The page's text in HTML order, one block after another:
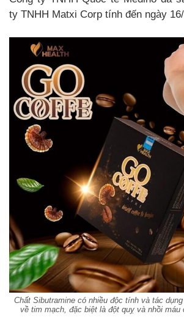
ty TNHH Matxi Corp tính đến ngày
Chất Sibutramine có nhiều độc tính và tác
về tim mạch, đặc biệt là đột quỵ và nhồi